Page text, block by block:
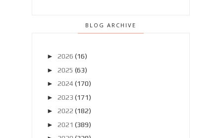
BLOG ARCHIVE
► 2026 (16)
► 2025 (63)
► 2024 (170)
► 2023 (171)
► 2022 (182)
► 2021 (389)